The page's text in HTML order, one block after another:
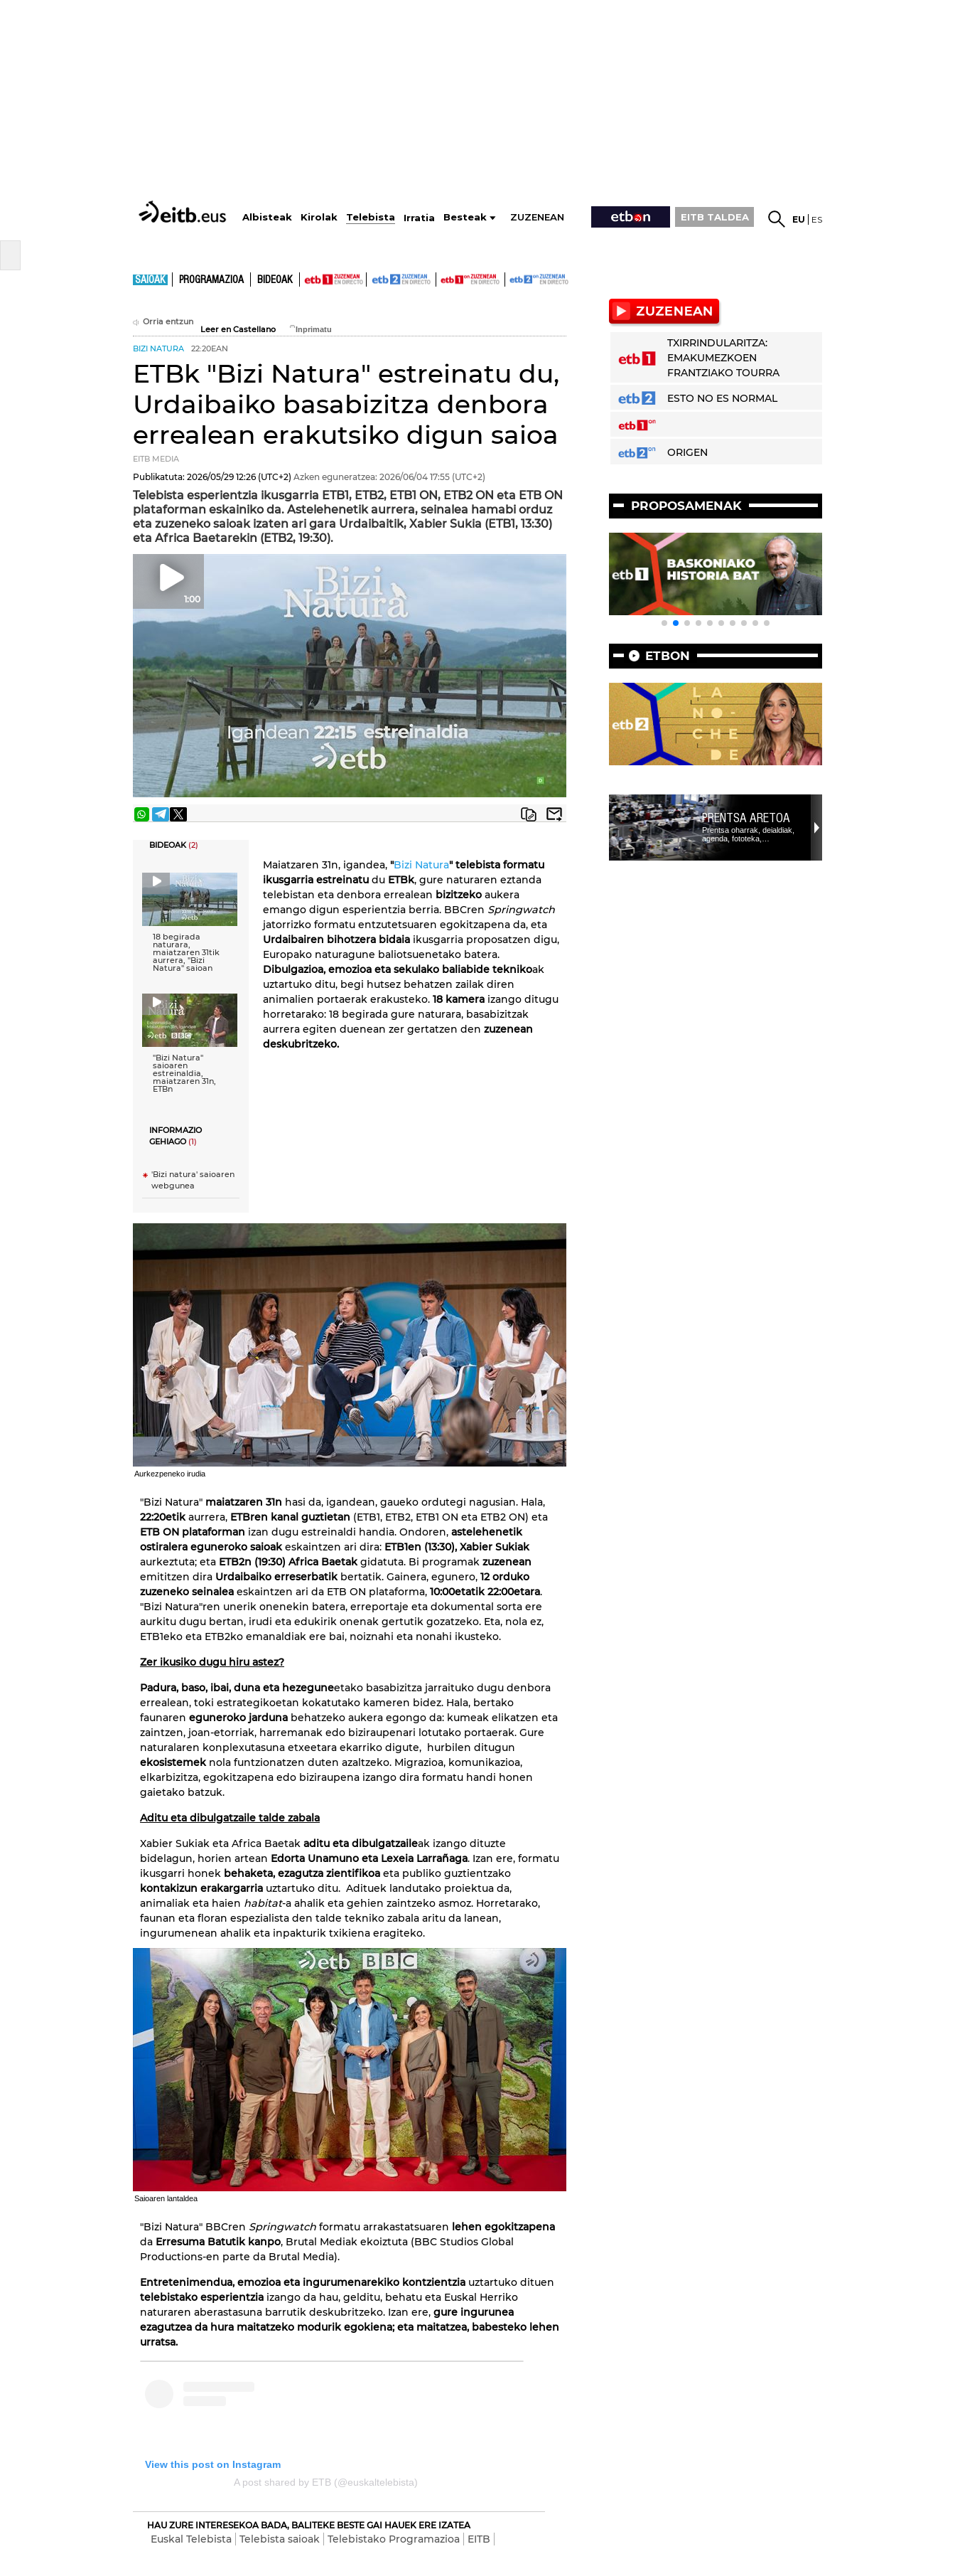
Albisteak Kirolak Telebista Irratia Besteak ZUZENEAN EITB TALDEA EU ES
SAIOAK PROGRAMAZIOA BIDEOAK
Orria entzun
Leer en Castellano
BIZI NATURA 22:20EAN
ETBk "Bizi Natura" estreinatu du,
Urdaibaiko basabizitza denbora
errealean erakutsiko digun saioa
EITB MEDIA
Publikatuta: 2026/05/29 12:26 (UTC+2) Azken eguneratzea: 2026/06/04 17:55 (UTC+2)
Telebista esperientzia ikusgarria ETB1, ETB2, ETB1 ON, ETB2 ON eta ETB ON
plataforman eskainiko da. Astelehenetik aurrera, seinalea hamabi orduz
eta zuzeneko saioak izaten ari gara Urdaibaitik, Xabier Sukia (ETB1, 13:30)
eta Africa Baetarekin (ETB2, 19:30).
1:00
BIDEOAK(2)
18 begirada
naturara,
maiatzaren 31tik
aurrera, ''Bizi
Natura'' saioan
''Bizi Natura''
saioaren
estreinaldia,
maiatzaren 31n,
ETBn
INFORMAZIO
GEHIAGO(1)
'Bizi natura' saioaren
webgunea
Maiatzaren 31n, igandea, "Bizi Natura" telebista formatu
ikusgarria estreinatu du ETBk, gure naturaren eztanda
telebistan eta denbora errealean bizitzeko aukera
emango digun esperientzia berria. BBCren Springwatch
jatorrizko formatu entzutetsuaren egokitzapena da, eta
Urdaibairen bihotzera bidaia ikusgarria proposatzen digu,
Europako naturagune baliotsuenetako batera.
Dibulgazioa, emozioa eta sekulako baliabide teknikoak
uztartuko ditu, begi hutsez behatzen zailak diren
animalien portaerak erakusteko. 18 kamera izango ditugu
horretarako: 18 begirada gure naturara, basabizitzak
aurrera egiten duenean zer gertatzen den zuzenean
deskubritzeko.
Aurkezpeneko irudia
"Bizi Natura" maiatzaren 31n hasi da, igandean, gaueko ordutegi nagusian. Hala,
22:20etikaurrera, ETBren kanal guztietan (ETB1, ETB2, ETB1 ON eta ETB2 ON) eta
ETB ON plataforman izan dugu estreinaldi handia. Ondoren, astelehenetik
ostiralera eguneroko saioakeskaintzen ari dira: ETB1en (13:30), Xabier Sukiak
aurkeztuta; eta ETB2n (19:30) Africa Baetakgidatuta. Bi programak zuzenean
emititzen dira Urdaibaiko erreserbatikbertatik. Gainera, egunero, 12 orduko
zuzeneko seinalea eskaintzen ari da ETB ON plataforma, 10:00etatik 22:00etara.
"Bizi Natura"ren unerik onenekin batera, erreportaje eta dokumental sorta ere
aurkitu dugu bertan, irudi eta edukirik onenak gertutik gozatzeko. Eta, nola ez,
ETB1eko eta ETB2ko emanaldiak ere bai, noiznahi eta nonahi ikusteko.
Zer ikusiko dugu hiru astez?
Padura, baso, ibai, duna eta hezeguneetako basabizitza jarraituko dugu denbora
errealean, toki estrategikoetan kokatutako kameren bidez. Hala, bertako
faunaren eguneroko jarduna behatzeko aukera egongo da: kumeak elikatzen eta
zaintzen, joan-etorriak, harremanak edo biziraupenari lotutako portaerak. Gure
naturalaren konplexutasuna etxeetara ekarriko digute, hurbilen ditugun
ekosistemeknola funtzionatzen duten azaltzeko. Migrazioa, komunikazioa,
elkarbizitza, egokitzapena edo biziraupena izango dira formatu handi honen
gaietako batzuk.
Aditu eta dibulgatzaile talde zabala
Xabier Sukiak eta Africa Baetak aditu eta dibulgatzaileak izango dituzte
bidelagun, horien artean Edorta Unamuno eta Lexeia Larrañaga. Izan ere, formatu
ikusgarri honek behaketa, ezagutza zientifikoa eta publiko guztientzako
kontakizun erakargarria uztartuko ditu. Adituek landutako proiektua da,
animaliak eta haien habitat-a ahalik eta gehien zaintzeko asmoz. Horretarako,
faunan eta floran espezialista den talde tekniko zabala aritu da lanean,
ingurumenean ahalik eta inpakturik txikiena eragiteko.
Saioaren lantaldea
"Bizi Natura" BBCren Springwatch formatu arrakastatsuaren lehen egokitzapena
da Erresuma Batutik kanpo, Brutal Mediak ekoiztuta (BBC Studios Global
Productions-en parte da Brutal Media).
Entretenimendua, emozioa eta ingurumenarekiko kontzientzia uztartuko dituen
telebistako esperientzia izango da hau, gelditu, behatu eta Euskal Herriko
naturaren aberastasuna barrutik deskubritzeko. Izan ere, gure ingurunea
ezagutzea da hura maitatzeko modurik egokiena; eta maitatzea, babesteko lehen
urratsa.
View this post on Instagram
A post shared by ETB (@euskaltelebista)
HAU ZURE INTERESEKOA BADA, BALITEKE BESTE GAI HAUEK ERE IZATEA
Euskal Telebista Telebista saioak Telebistako Programazioa
EITB
TXIRRINDULARITZA:
EMAKUMEZKOEN
FRANTZIAKO TOURRA
ESTO NO ES NORMAL
ORIGEN
PROPOSAMENAK
ETBON
PRENTSA ARETOA
Prentsa oharrak, deialdiak,
agenda, fototeka,…